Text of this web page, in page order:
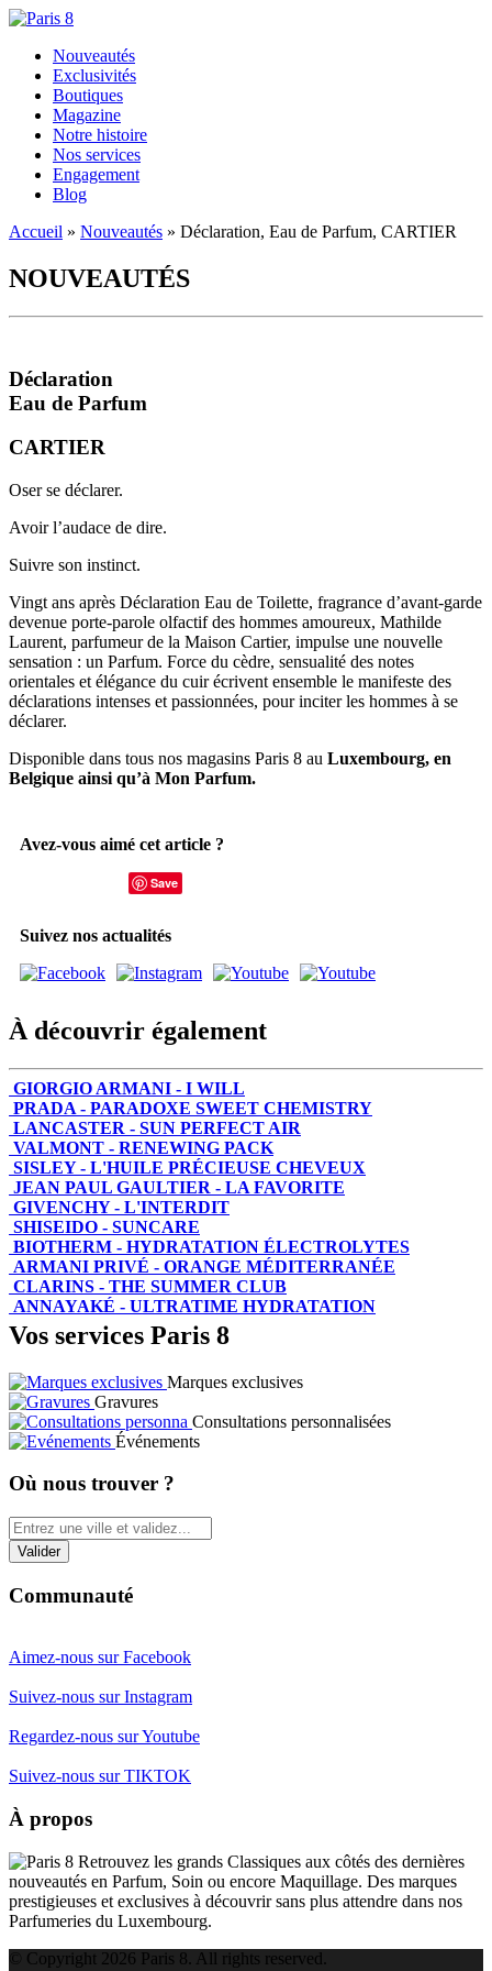
Nouveautés
Exclusivités
Boutiques
Magazine
Notre histoire
Nos services
Engagement
Blog
Accueil » Nouveautés » Déclaration, Eau de Parfum, CARTIER
NOUVEAUTÉS
Déclaration
Eau de Parfum
CARTIER
Oser se déclarer.
Avoir l’audace de dire.
Suivre son instinct.
Vingt ans après Déclaration Eau de Toilette, fragrance d’avant-garde
devenue porte-parole olfactif des hommes amoureux, Mathilde
Laurent, parfumeur de la Maison Cartier, impulse une nouvelle
sensation : un Parfum. Force du cèdre, sensualité des notes
orientales et élégance du cuir écrivent ensemble le manifeste des
déclarations intenses et passionnées, pour inciter les hommes à se
déclarer.
Disponible dans tous nos magasins Paris 8 au Luxembourg, en
Belgique ainsi qu’à Mon Parfum.
Avez-vous aimé cet article ?
Save
Suivez nos actualités
À découvrir également
GIORGIO ARMANI - I WILL
PRADA - PARADOXE SWEET CHEMISTRY
LANCASTER - SUN PERFECT AIR
VALMONT - RENEWING PACK
SISLEY - L'HUILE PRÉCIEUSE CHEVEUX
JEAN PAUL GAULTIER - LA FAVORITE
GIVENCHY - L'INTERDIT
SHISEIDO - SUNCARE
BIOTHERM - HYDRATATION ÉLECTROLYTES
ARMANI PRIVÉ - ORANGE MÉDITERRANÉE
CLARINS - THE SUMMER CLUB
ANNAYAKÉ - ULTRATIME HYDRATATION
Vos services Paris 8
Marques exclusives
Gravures
Consultations personnalisées
Événements
Où nous trouver ?
Communauté
Aimez-nous sur Facebook
Suivez-nous sur Instagram
Regardez-nous sur Youtube
Suivez-nous sur TIKTOK
À propos
Retrouvez les grands Classiques aux côtés des dernières
nouveautés en Parfum, Soin ou encore Maquillage. Des marques
prestigieuses et exclusives à découvrir sans plus attendre dans nos
Parfumeries du Luxembourg.
© Copyright 2026 Paris 8. All rights reserved.